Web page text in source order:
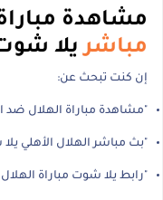
مشاهدة
مباشريلا
إن كنت تبحث عن:
"مشاهدة مباراة الهلال ضد
"بث مباشر الهلال الأهلي
"رابط يلا شوت مباراة الهلال